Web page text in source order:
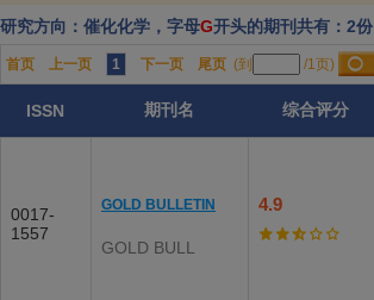
研究方向：催化化学，字母G开头的期刊共有：2份
首页 上一页 1 下一页 尾页 (到 /1页)
ISSN 期刊名 综合评分
0017-
1557
GOLD BULLETIN
GOLD BULL
4.9